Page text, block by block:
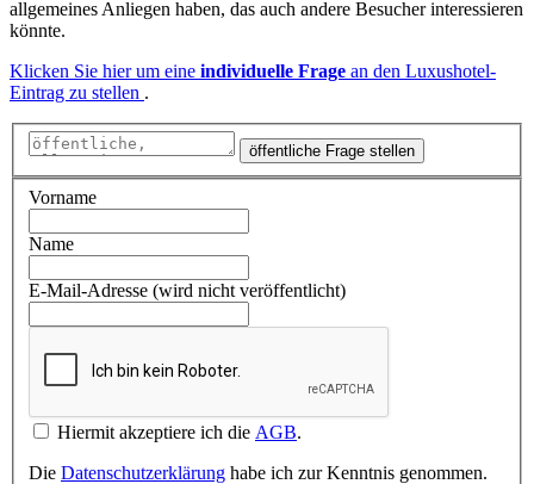
allgemeines Anliegen haben, das auch andere Besucher interessieren
könnte.
Klicken Sie hier um eine individuelle Frage an den Luxushotel-
Eintrag zu stellen .
öffentliche Frage stellen
Vorname
Name
E-Mail-Adresse (wird nicht veröffentlicht)
Hiermit akzeptiere ich die AGB.
Die Datenschutzerklärung habe ich zur Kenntnis genommen.